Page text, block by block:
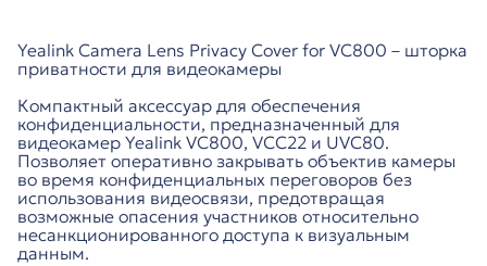
Yealink Camera Lens Privacy Cover for VC800 – шторка
приватности для видеокамеры
Компактный аксессуар для обеспечения
конфиденциальности, предназначенный для
видеокамер Yealink VC800, VCC22 и UVC80.
Позволяет оперативно закрывать объектив камеры
во время конфиденциальных переговоров без
использования видеосвязи, предотвращая
возможные опасения участников относительно
несанкционированного доступа к визуальным
данным.